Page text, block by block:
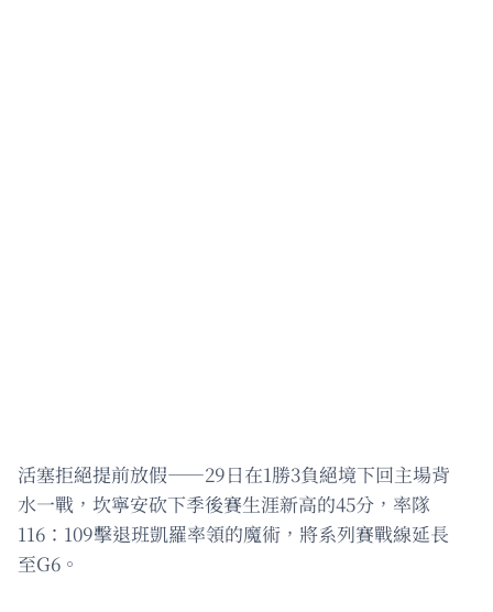
活塞拒絕提前放假——29日在1勝3負絕境下回主場背
水一戰，坎寧安砍下季後賽生涯新高的45分，率隊
116：109擊退班凱羅率領的魔術，將系列賽戰線延長
至G6。